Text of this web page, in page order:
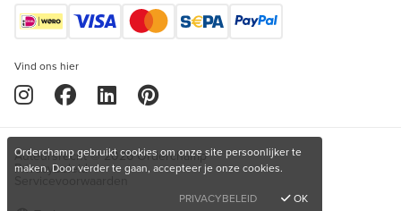
Vind ons hier
Auteursrecht © 2026 Orderchamp
Privacybeleid
Servicevoorwaarden
Orderchamp gebruikt cookies om onze site persoonlijker te
maken. Door verder te gaan, accepteer je onze cookies.
PRIVACYBELEID
OK